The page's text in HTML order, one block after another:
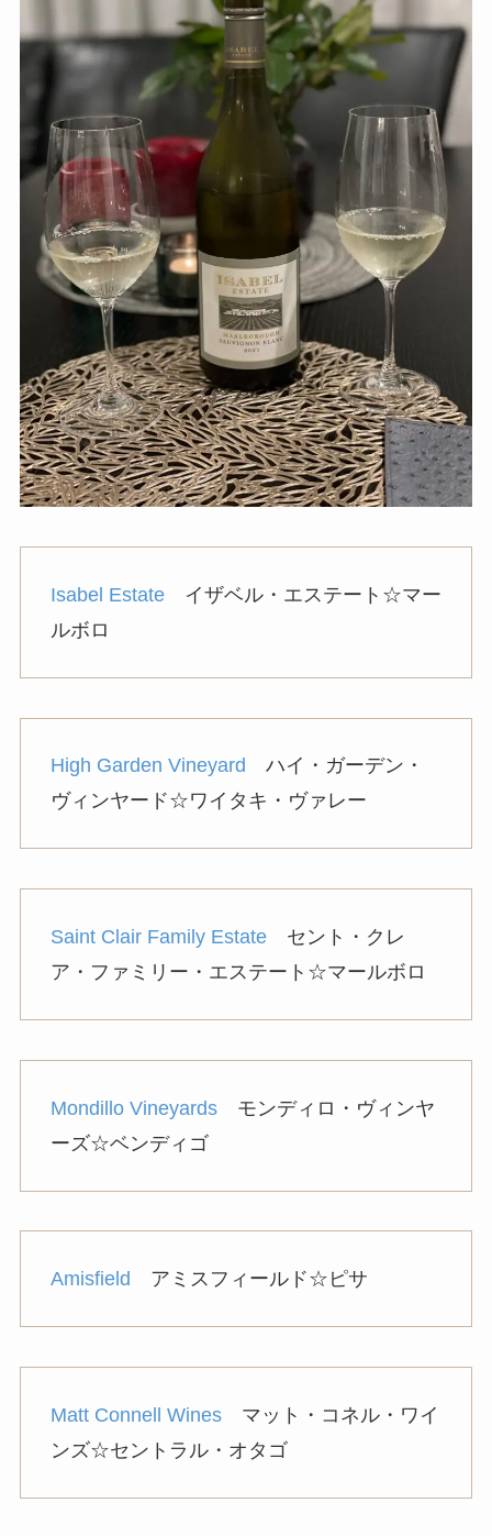
Isabel Estateイザベル・エステート☆マー
ルボロ
High Garden Vineyard ハイ・ガーデン・
ヴィンヤード☆ワイタキ・ヴァレー
Saint Clair Family Estateセント・クレ
ア・ファミリー・エステート☆マールボロ
Mondillo Vineyardsモンディロ・ヴィンヤ
ーズ☆ベンディゴ
Amisfield アミスフィールド☆ピサ
Matt Connell Winesマット・コネル・ワイ
ンズ☆セントラル・オタゴ